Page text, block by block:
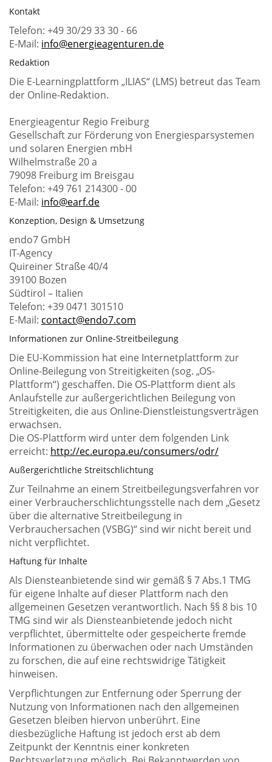
Kontakt
Telefon: +49 30/29 33 30 - 66
E-Mail: info@energieagenturen.de
Redaktion
Die E-Learningplattform „ILIAS“ (LMS) betreut das Team
der Online-Redaktion.
Energieagentur Regio Freiburg
Gesellschaft zur Förderung von Energiesparsystemen
und solaren Energien mbH
Wilhelmstraße 20 a
79098 Freiburg im Breisgau
Telefon: +49 761 214300 - 00
E-Mail: info@earf.de
Konzeption, Design & Umsetzung
endo7 GmbH
IT-Agency
Quireiner Straße 40/4
39100 Bozen
Südtirol – Italien
Telefon: +39 0471 301510
E-Mail: contact@endo7.com
Informationen zur Online-Streitbeilegung
Die EU-Kommission hat eine Internetplattform zur
Online-Beilegung von Streitigkeiten (sog. „OS-
Plattform“) geschaffen. Die OS-Plattform dient als
Anlaufstelle zur außergerichtlichen Beilegung von
Streitigkeiten, die aus Online-Dienstleistungsverträgen
erwachsen.
Die OS-Plattform wird unter dem folgenden Link
erreicht: http://ec.europa.eu/consumers/odr/
Außergerichtliche Streitschlichtung
Zur Teilnahme an einem Streitbeilegungsverfahren vor
einer Verbraucherschlichtungsstelle nach dem „Gesetz
über die alternative Streitbeilegung in
Verbrauchersachen (VSBG)“ sind wir nicht bereit und
nicht verpflichtet.
Haftung für Inhalte
Als Diensteanbietende sind wir gemäß § 7 Abs.1 TMG
für eigene Inhalte auf dieser Plattform nach den
allgemeinen Gesetzen verantwortlich. Nach §§ 8 bis 10
TMG sind wir als Diensteanbietende jedoch nicht
verpflichtet, übermittelte oder gespeicherte fremde
Informationen zu überwachen oder nach Umständen
zu forschen, die auf eine rechtswidrige Tätigkeit
hinweisen.
Verpflichtungen zur Entfernung oder Sperrung der
Nutzung von Informationen nach den allgemeinen
Gesetzen bleiben hiervon unberührt. Eine
diesbezügliche Haftung ist jedoch erst ab dem
Zeitpunkt der Kenntnis einer konkreten